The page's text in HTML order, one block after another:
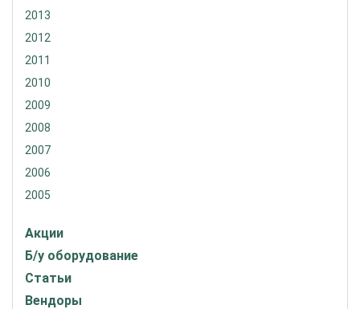
2013
2012
2011
2010
2009
2008
2007
2006
2005
Акции
Б/у оборудование
Статьи
Вендоры